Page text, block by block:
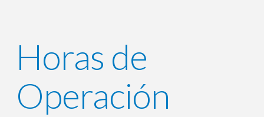
Horas de
Operación